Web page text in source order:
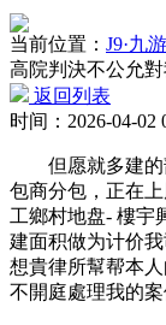
当前位置： J9·九
高院判決不公允
返回列表
时间：2026-04-02
但愿就多建的
包商分包，正在
工鄉村地盘- 樓宇
建面积做为计价
想貴律所幫帮本
不開庭處理我的